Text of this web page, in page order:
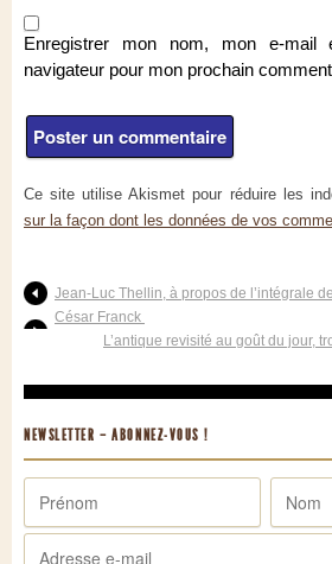
Enregistrer mon nom, mon e-
navigateur pour mon prochain
Ce site utilise Akismet pour réduire les
sur la façon dont les données de vos
Jean-Luc Thellin, à propos de l’intégrale
César Franck
L’antique revisité au goût du jour,
NEWSLETTER – ABONNEZ-VOUS !